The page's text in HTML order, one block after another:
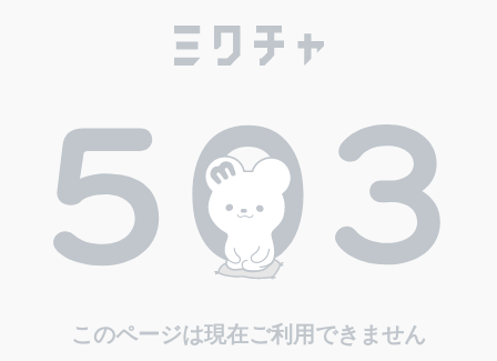
このページは現在ご利用できません